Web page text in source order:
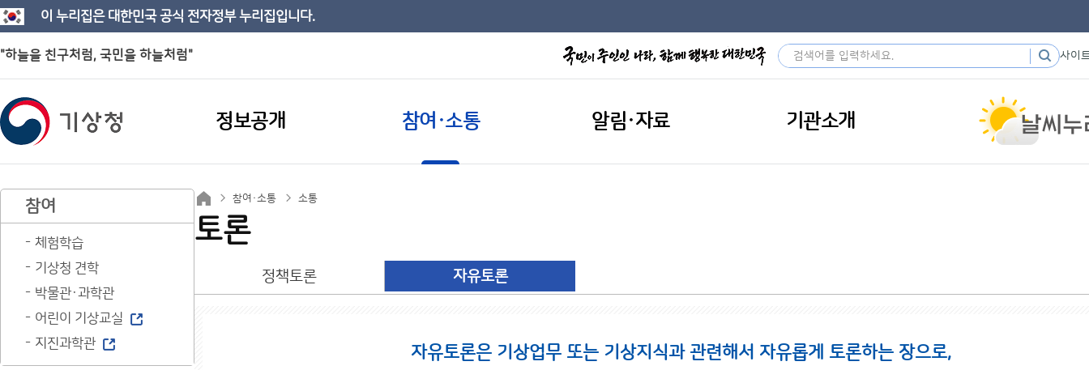
이 누리집은 대한민국 공식 전자정부 누리집입니다.
"하늘을 친구처럼, 국민을 하늘처럼" 사이
정보공개 참여·소통 알림·자료 기관소개
참여
체험학습
기상청 견학
박물관·과학관
어린이 기상교실
지진과학관
참여·소통 소통
토론
정책토론 자유토론
자유토론은 기상업무 또는 기상지식과 관련해서 자유롭게 토론하는 장으로,